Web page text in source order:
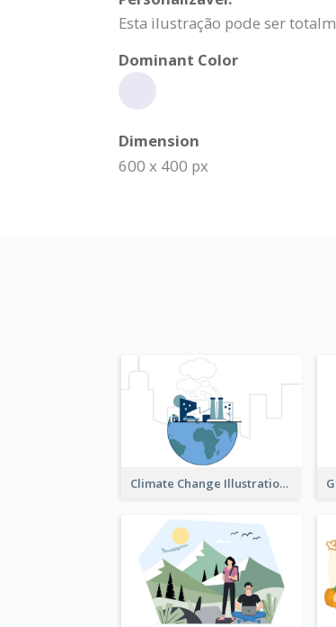
Esta ilustração pode ser
Dominant Color
Dimension
600 x 400 px
Climate Change Illustration